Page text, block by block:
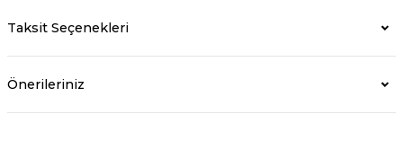
Taksit Seçenekleri
Önerileriniz